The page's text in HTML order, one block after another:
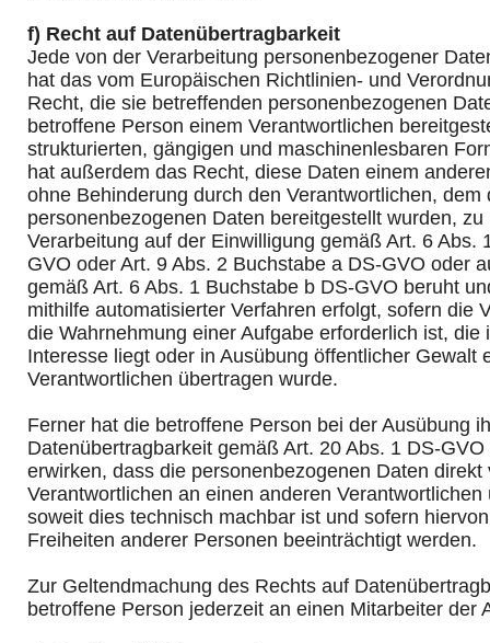
f) Recht auf Datenübertragbarkeit
Jede von der Verarbeitung personenbezogener
hat das vom Europäischen Richtlinien- und
Recht, die sie betreffenden personenbezogenen
betroffene Person einem Verantwortlichen
strukturierten, gängigen und maschinenlesbaren
hat außerdem das Recht, diese Daten einem
ohne Behinderung durch den Verantwortlichen, dem
personenbezogenen Daten bereitgestellt wurden,
Verarbeitung auf der Einwilligung gemäß Art. 6 Abs.
GVO oder Art. 9 Abs. 2 Buchstabe a DS-GVO oder
gemäß Art. 6 Abs. 1 Buchstabe b DS-GVO beruht
mithilfe automatisierter Verfahren erfolgt, sofern die
die Wahrnehmung einer Aufgabe erforderlich ist, die
Interesse liegt oder in Ausübung öffentlicher Gewalt
Verantwortlichen übertragen wurde.
Ferner hat die betroffene Person bei der Ausübung
Datenübertragbarkeit gemäß Art. 20 Abs. 1 DS-
erwirken, dass die personenbezogenen Daten direkt
Verantwortlichen an einen anderen
soweit dies technisch machbar ist und sofern
Freiheiten anderer Personen beeinträchtigt werden.
Zur Geltendmachung des Rechts auf
betroffene Person jederzeit an einen Mitarbeiter der